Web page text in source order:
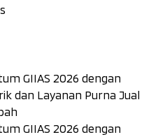
GIIAS 2026 dengan
dan Layanan Purna Jual
GIIAS 2026 dengan